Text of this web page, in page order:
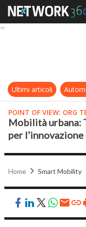
Ultimi articoli
POINT OF VIEW: ORG
Mobilità urbana:
per
Home Smart Mobility